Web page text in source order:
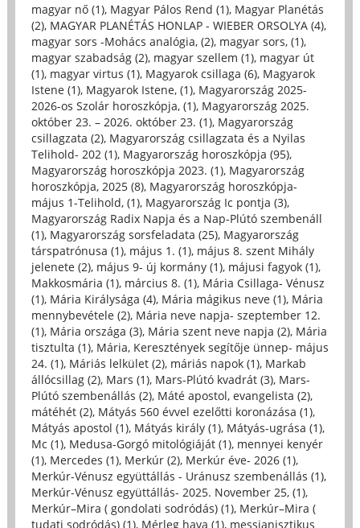
magyar nő (1), Magyar Pálos Rend (1), Magyar Planétás
(2), MAGYAR PLANÉTÁS HONLAP - WIEBER ORSOLYA (4),
magyar sors -Mohács analógia, (2), magyar sors, (1),
magyar szabadság (2), magyar szellem (1), magyar út
(1), magyar virtus (1), Magyarok csillaga (6), Magyarok
Istene (1), Magyarok Istene, (1), Magyarország 2025-
2026-os Szolár horoszkópja, (1), Magyarország 2025.
október 23. – 2026. október 23. (1), Magyarország
csillagzata (2), Magyarország csillagzata és a Nyilas
Telihold- 202 (1), Magyarország horoszkópja (95),
Magyarország horoszkópja 2023. (1), Magyarország
horoszkópja, 2025 (8), Magyarország horoszkópja-
május 1-Telihold, (1), Magyarország Ic pontja (3),
Magyarország Radix Napja és a Nap-Plútó szembenáll
(1), Magyarország sorsfeladata (25), Magyarország
társpatrónusa (1), május 1. (1), május 8. szent Mihály
jelenete (2), május 9- új kormány (1), májusi fagyok (1),
Makkosmária (1), március 8. (1), Mária Csillaga- Vénusz
(1), Mária Királysága (4), Mária mágikus neve (1), Mária
mennybevétele (2), Mária neve napja- szeptember 12.
(1), Mária országa (3), Mária szent neve napja (2), Mária
tisztulta (1), Mária, Keresztények segítője ünnep- május
24. (1), Máriás lelkület (2), máriás napok (1), Markab
állócsillag (2), Mars (1), Mars-Plútó kvadrát (3), Mars-
Plútó szembenállás (2), Máté apostol, evangelista (2),
mátéhét (2), Mátyás 560 évvel ezelőtti koronázása (1),
Mátyás apostol (1), Mátyás király (1), Mátyás-ugrása (1),
Mc (1), Medusa-Gorgó mitológiáját (1), mennyei kenyér
(1), Mercedes (1), Merkúr (2), Merkúr éve- 2026 (1),
Merkúr-Vénusz együttállás - Uránusz szembenállás (1),
Merkúr-Vénusz együttállás- 2025. November 25, (1),
Merkúr–Mira ( gondolati sodródás) (1), Merkúr–Mira (
tudati sodródás) (1), Mérleg hava (1), messianisztikus